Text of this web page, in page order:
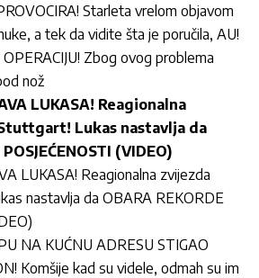
Starleta vrelom objavom
a tek da vidite šta je poručila, AU!
Zbog ovog problema
nož
LUKASA! Reagionalna
Lukas nastavlja da
(VIDEO)
LUKASA! Reagionalna zvijezda
nastavlja da OBARA REKORDE
NA KUĆNU ADRESU STIGAO
Komšije kad su videle, odmah su im